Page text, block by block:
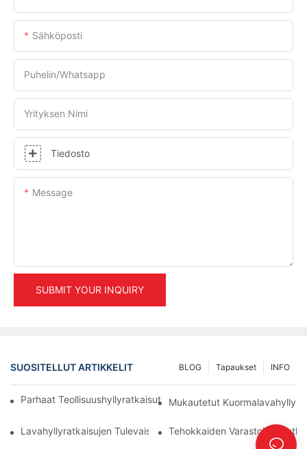
Sähköposti
Puhelin/whatsapp
Yrityksen Nimi
Tiedosto
Message
SUBMIT YOUR INQUIRY
SUOSITELLUT ARTIKKELIT INFO
Tapaukset
BLOG
Parhaat Teollisuushyllyratkaisut Tehokkaaseen
Mukautetut
Lavahyllyratkaisujen Tulevaisuus: Trendit Ja Innovaatiot
Tehokkaiden